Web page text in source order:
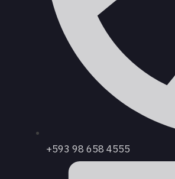
+593 98 658 4555